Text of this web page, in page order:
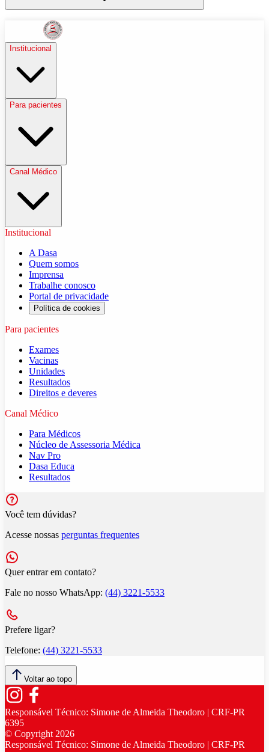
Institucional
Para pacientes
Canal Médico
Institucional
A Dasa
Quem somos
Imprensa
Trabalhe conosco
Portal de privacidade
Política de cookies
Para pacientes
Exames
Vacinas
Unidades
Resultados
Direitos e deveres
Canal Médico
Para Médicos
Núcleo de Assessoria Médica
Nav Pro
Dasa Educa
Resultados
Você tem dúvidas?
Acesse nossas perguntas frequentes
Quer entrar em contato?
Fale no nosso WhatsApp: (44) 3221-5533
Prefere ligar?
Telefone: (44) 3221-5533
Voltar ao topo
Responsável Técnico: Simone de Almeida Theodoro | CRF-PR
6395
© Copyright2026
Responsável Técnico: Simone de Almeida Theodoro | CRF-PR